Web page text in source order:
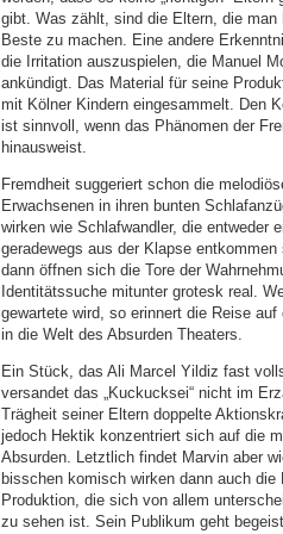
gibt. Was zählt, sind die Eltern, die
Beste zu machen. Eine andere
die Irritation auszuspielen, die Manuel
ankündigt. Das Material für seine
mit Kölner Kindern eingesammelt. Den
ist sinnvoll, wenn das Phänomen der
hinausweist.
Fremdheit suggeriert schon die
Erwachsenen in ihren bunten
wirken wie Schlafwandler, die entweder
geradewegs aus der Klapse
dann öffnen sich die Tore der
Identitätssuche mitunter grotesk real.
gewartete wird, so erinnert die Reise
in die Welt des Absurden Theaters.
Ein Stück, das Ali Marcel Yildiz fast
versandet das „Kuckucksei“ nicht im
Trägheit seiner Eltern doppelte
jedoch Hektik konzentriert sich auf die
Absurden. Letztlich findet Marvin aber
bisschen komisch wirken dann auch
Produktion, die sich von allem
zu sehen ist. Sein Publikum geht